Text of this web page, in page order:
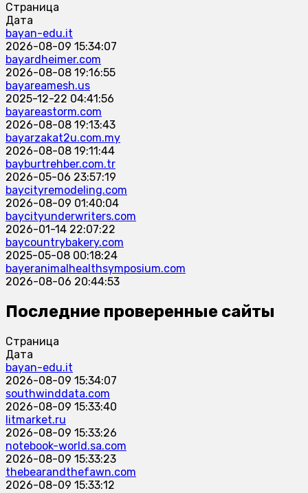
Страница
Дата
bayan-edu.it
2026-08-09 15:34:07
bayardheimer.com
2026-08-08 19:16:55
bayareamesh.us
2025-12-22 04:41:56
bayareastorm.com
2026-08-08 19:13:43
bayarzakat2u.com.my
2026-08-08 19:11:44
bayburtrehber.com.tr
2026-05-06 23:57:19
baycityremodeling.com
2026-08-09 01:40:04
baycityunderwriters.com
2026-01-14 22:07:22
baycountrybakery.com
2025-05-08 00:18:24
bayeranimalhealthsymposium.com
2026-08-06 20:44:53
Последние проверенные сайты
Страница
Дата
bayan-edu.it
2026-08-09 15:34:07
southwinddata.com
2026-08-09 15:33:40
litmarket.ru
2026-08-09 15:33:26
notebook-world.sa.com
2026-08-09 15:33:23
thebearandthefawn.com
2026-08-09 15:33:12